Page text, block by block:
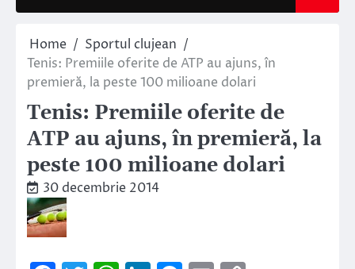
Home
Sportul clujean
Tenis: Premiile oferite de ATP au ajuns, în
premieră, la peste 100 milioane dolari
Tenis: Premiile oferite de
ATP au ajuns, în premieră, la
peste 100 milioane dolari
30 decembrie 2014